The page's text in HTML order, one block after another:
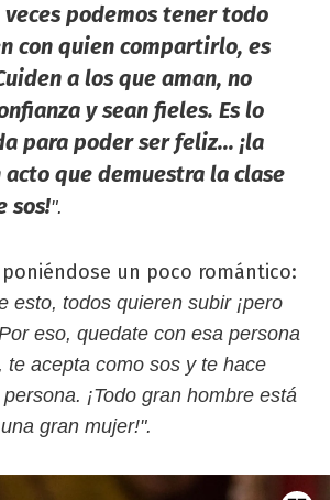
podemos tener todo
con quien compartirlo, es
a los que aman, no
y sean fieles. Es lo
para poder ser feliz... ¡la
que demuestra la clase
sos!".
un poco romántico:
esto, todos quieren subir ¡pero
eso, quedate con esa persona
te acepta como sos y te hace
¡Todo gran hombre está
gran mujer!".